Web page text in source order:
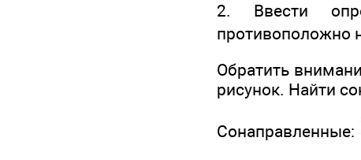
2. Ввести
противоположно
Обратить
рисунок. Найти
Сонаправленные: